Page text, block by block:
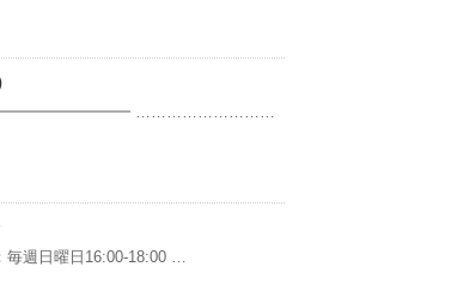
………………………
毎週日曜日16:00‐18:00 …